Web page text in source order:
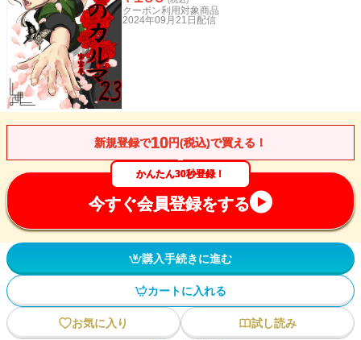
クーポン利用対象商品
2024年09月21日 配信
新規登録で10円(税込)で買える！
かんたん30秒登録！
今すぐ会員登録をする
購入手続きに進む
カートに入れる
お気に入り
試し読み